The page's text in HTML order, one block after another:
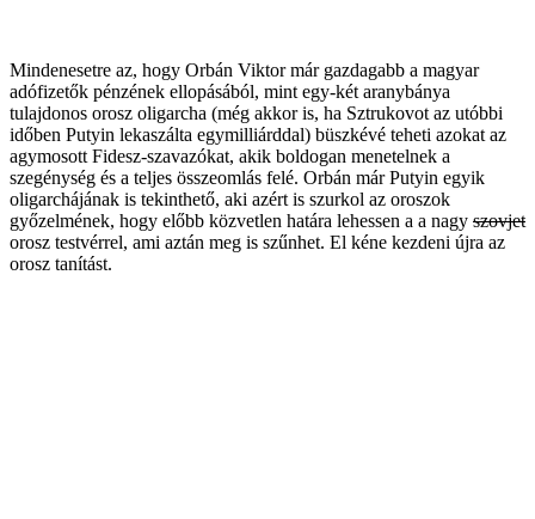
Mindenesetre az, hogy Orbán Viktor már gazdagabb a magyar
adófizetők pénzének ellopásából, mint egy-két aranybánya
tulajdonos orosz oligarcha (még akkor is, ha Sztrukovot az utóbbi
időben Putyin lekaszálta egymilliárddal) büszkévé teheti azokat az
agymosott Fidesz-szavazókat, akik boldogan menetelnek a
szegénység és a teljes összeomlás felé. Orbán már Putyin egyik
oligarchájának is tekinthető, aki azért is szurkol az oroszok
győzelmének, hogy előbb közvetlen határa lehessen a a nagy szovjet
orosz testvérrel, ami aztán meg is szűnhet. El kéne kezdeni újra az
orosz tanítást.